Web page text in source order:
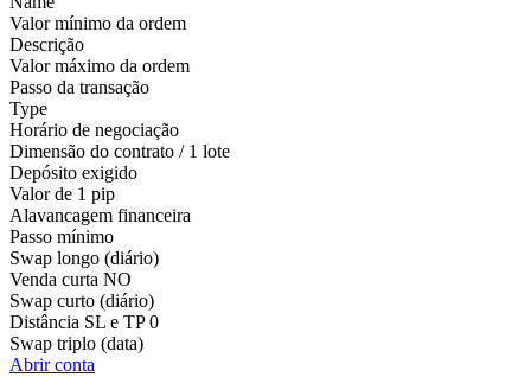
Valor mínimo da ordem
Descrição
Valor máximo da ordem
Passo da transação
Type
Horário de negociação
Dimensão do contrato / 1 lote
Depósito exigido
Valor de 1 pip
Alavancagem financeira
Passo mínimo
Swap longo (diário)
Venda curta NO
Swap curto (diário)
Distância SL e TP 0
Swap triplo (data)
Abrir conta